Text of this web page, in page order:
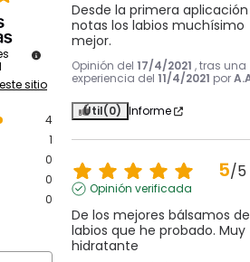
sitio
4
1
0
0
0
Desde la primera aplicación
notas los labios muchísimo
mejor.
Opinión del 17/4/2021 , tras una
experiencia del 11/4/2021 por
Útil(0) Informe
5/5
Opinión verificada
De los mejores bálsamos de
labios que he probado. Muy
hidratante